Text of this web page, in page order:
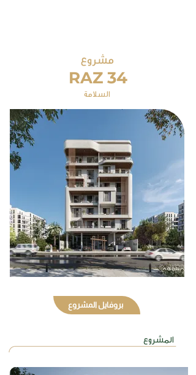
RAZ 34
السلامة
بروفايل المشروع
المشروع